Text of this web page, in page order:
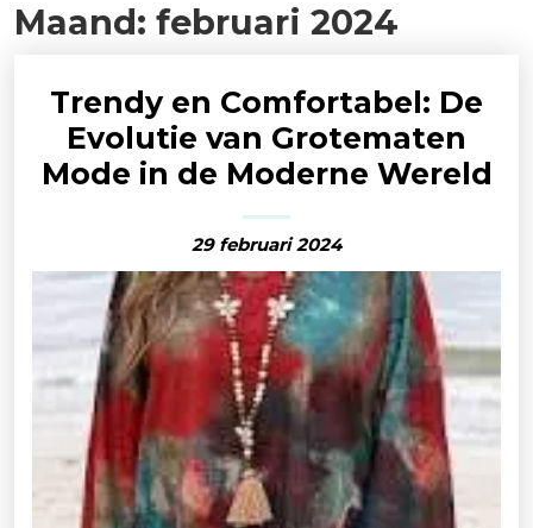
Maand: februari 2024
Trendy en Comfortabel: De
Evolutie van Grotematen
Mode in de Moderne Wereld
29 februari 2024